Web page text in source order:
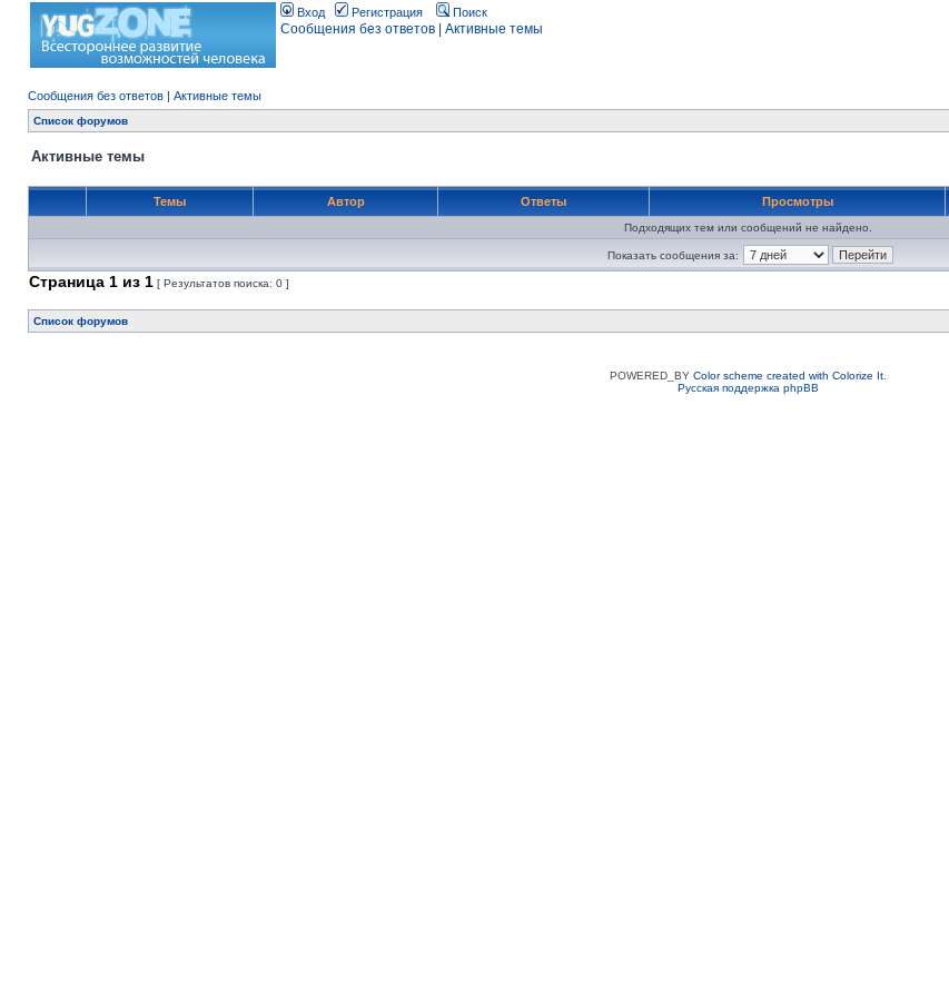
Вход Регистрация Поиск
Сообщения без ответов Активные темы
Сообщения без ответов | Активные темы
Список форумов
Активные темы
Темы Автор Ответы Просмотры
Подходящих тем или сообщений не найдено.
Показать сообщения за:
Страница 1 из 1 [ Результатов поиска: 0 ]
Список форумов
POWERED_BY Color scheme created with Colorize It.
Русская поддержка phpBB